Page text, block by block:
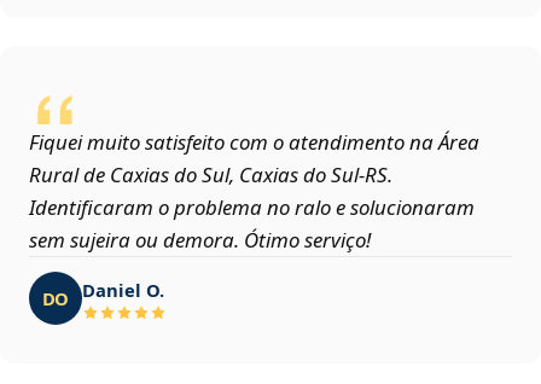
Fiquei muito satisfeito com o atendimento na Área
Rural de Caxias do Sul, Caxias do Sul‑RS.
Identificaram o problema no ralo e solucionaram
sem sujeira ou demora. Ótimo serviço!
DO Daniel O.